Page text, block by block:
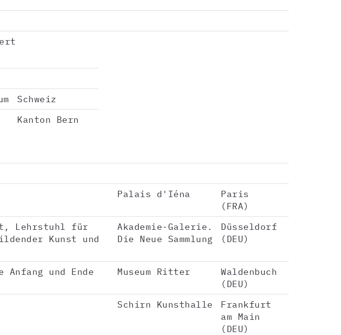
Schweiz
Kanton Bern
Palais d'Iéna
Paris
(FRA)
Lehrstuhl für
Kunst und
Akademie-Galerie.
Die Neue Sammlung
Düsseldorf
(DEU)
und Ende Museum Ritter
Waldenbuch
(DEU)
Schirn Kunsthalle
Frankfurt
am Main
(DEU)